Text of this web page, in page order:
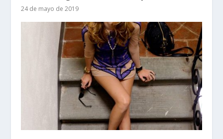
24 de mayo de 2019